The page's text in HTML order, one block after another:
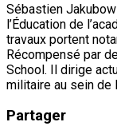
Sébastien
l’Éducation de
travaux portent
Récompensé par
School. Il dirige
militaire au sein de
Partager